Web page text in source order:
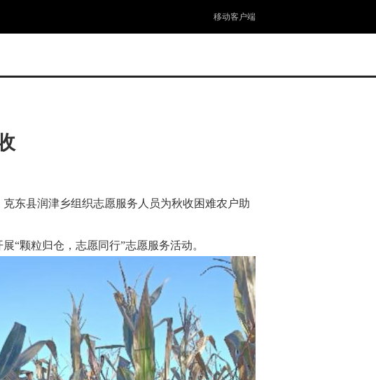
移动客户端
东县润津乡组织志愿服务人员为秋收困难农户助
“颗粒归仓，志愿同行”志愿服务活动。